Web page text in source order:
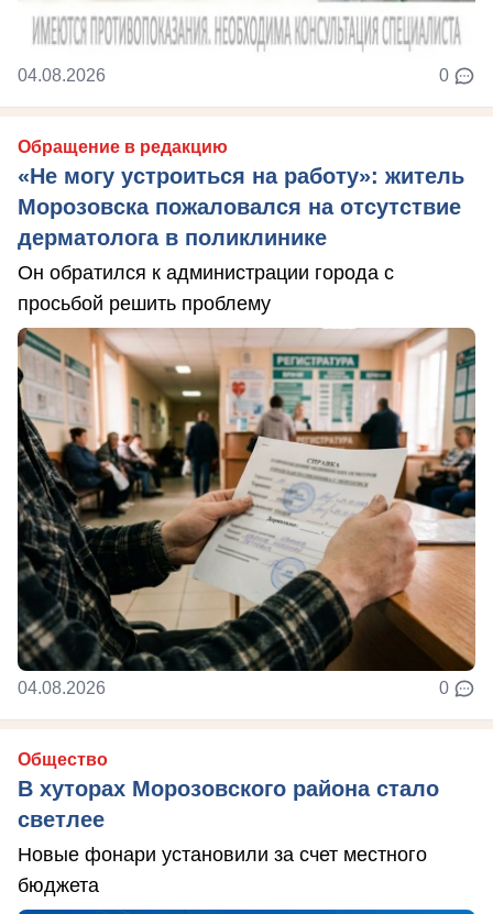
04.08.2026 0
Обращение в редакцию
«Не могу устроиться на работу»: житель
Морозовска пожаловался на отсутствие
дерматолога в поликлинике
Он обратился к администрации города с
просьбой решить проблему
04.08.2026 0
Общество
В хуторах Морозовского района стало
светлее
Новые фонари установили за счет местного
бюджета